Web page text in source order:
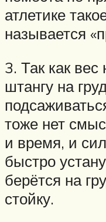
атлетике
называется
3. Так как
штангу на
тоже нет
и время, и
быстро
берётся на
стойку.